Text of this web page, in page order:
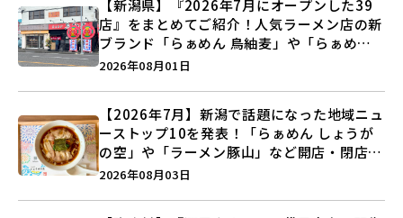
【新潟県】『2026年7月にオープンした39
店』をまとめてご紹介！人気ラーメン店の新
ブランド「らぁめん 鳥紬麦」や「らぁめん
しょうがの空」など盛りだくさん♪
2026年08月01日
【2026年7月】新潟で話題になった地域ニュ
ーストップ10を発表！「らぁめん しょうが
の空」や「ラーメン豚山」など開店・閉店の
注目記事をランキングでご紹介♪
2026年08月03日